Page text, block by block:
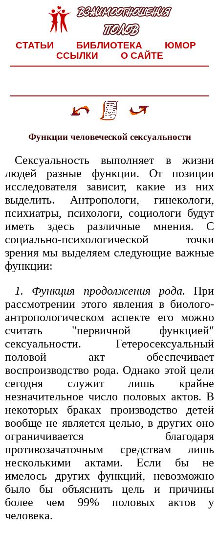
СТАТЬИ БИБЛИОТЕКА
ЮМОР
ССЫЛКИ
О САЙТЕ
Функции человеческой сексуальности
Сексуальность выполняет в жизни
людей разные функции. От позиции
исследователя зависит, какие из них
выделить. Антропологи, гинекологи,
психиатры, психологи, социологи будут
иметь здесь различные мнения. С
социально-психологической точки
зрения мы выделяем следующие важные
функции:
1. Функция продолжения рода. При
рассмотрении этого явления в биолого-
антропологическом аспекте его можно
считать "первичной функцией"
сексуальности. Гетеросексуальный
половой акт обеспечивает
воспроизводство рода. Однако этой цели
сегодня служит лишь крайне
незначительное число половых актов. В
некоторых браках производство детей
вообще не является целью, в других оно
ограничивается благодаря
противозачаточным средствам лишь
несколькими актами. Если бы не
имелось других функций, невозможно
было бы объяснить цель и причины
более чем 99% половых актов у
человека.